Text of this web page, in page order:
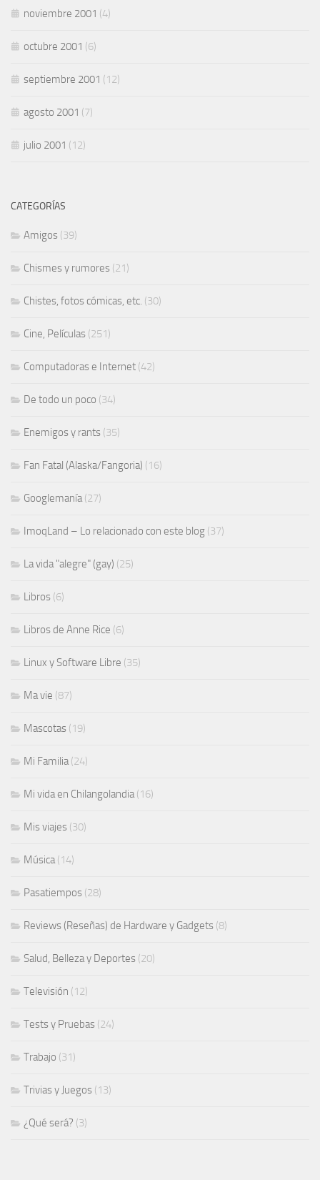
noviembre 2001 (4)
octubre 2001 (6)
septiembre 2001 (12)
agosto 2001 (7)
julio 2001 (12)
CATEGORÍAS
Amigos (39)
Chismes y rumores (21)
Chistes, fotos cómicas, etc. (30)
Cine, Películas (251)
Computadoras e Internet (42)
De todo un poco (34)
Enemigos y rants (35)
Fan Fatal (Alaska/Fangoria) (16)
Googlemanía(27)
ImoqLand – Lo relacionado con este blog (37)
La vida "alegre" (gay) (25)
Libros (6)
Libros de Anne Rice (6)
Linux y Software Libre (35)
Ma vie (87)
Mascotas (19)
Mi Familia(24)
Mi vida en Chilangolandia(16)
Mis viajes (30)
Música(14)
Pasatiempos (28)
Reviews (Reseñas) de Hardware y Gadgets (8)
Salud, Belleza y Deportes (20)
Televisión (12)
Tests y Pruebas (24)
Trabajo (31)
Trivias y Juegos (13)
¿Qué será? (3)